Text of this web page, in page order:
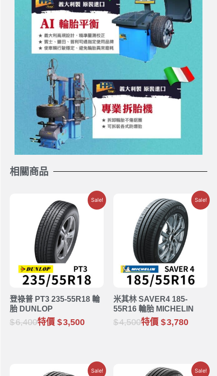
相關商品
Sale!
登祿普 PT3 235-55R18 輪
胎 DUNLOP
6,400特價 3,500
Sale!
米其林 SAVER4 185-
55R16 輪胎 MICHELIN
4,500特價 3,780
Sale! Sale!